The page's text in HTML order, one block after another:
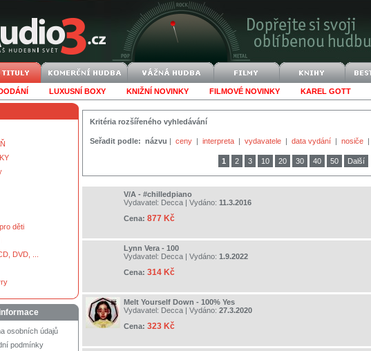
LUXUSNÍ BOXY KNIŽNÍ NOVINKY FILMOVÉ NOVINKY KAREL GOTT
děti
DVD, ...
osobních údajů
podmínky
Kritéria rozšířeného vyhledávání
Seřadit podle: názvu | ceny | interpreta | vydavatele | data vydání | nosiče |
1 2 3 10 20 30 40 50 Další
V/A - #chilledpiano
Vydavatel: Decca | Vydáno: 11.3.2016
Cena: 877 Kč
Lynn Vera - 100
Vydavatel: Decca | Vydáno: 1.9.2022
Cena: 314 Kč
Melt Yourself Down - 100% Yes
Vydavatel: Decca | Vydáno: 27.3.2020
Cena: 323 Kč